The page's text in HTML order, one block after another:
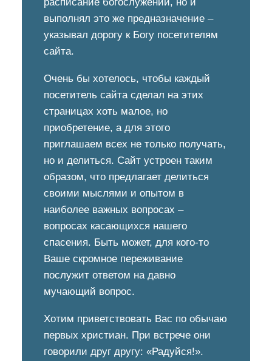
выполнял это же предназначение –
указывал дорогу к Богу посетителям
сайта.
Очень бы хотелось, чтобы каждый
посетитель сайта сделал на этих
страницах хоть малое, но
приобретение, а для этого
приглашаем всех не только получать,
но и делиться. Сайт устроен таким
образом, что предлагает делиться
своими мыслями и опытом в
наиболее важных вопросах –
вопросах касающихся нашего
спасения. Быть может, для кого-то
Ваше скромное переживание
послужит ответом на давно
мучающий вопрос.
Хотим приветствовать Вас по обычаю
первых христиан. При встрече они
говорили друг другу: «Радуйся!».